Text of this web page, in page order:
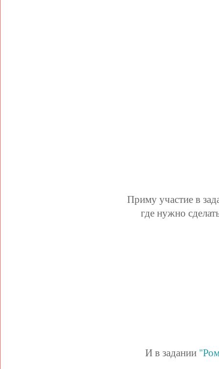
Приму участие в
где нужно
И в задании